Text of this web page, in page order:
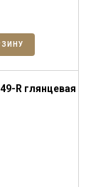
R глянцевая